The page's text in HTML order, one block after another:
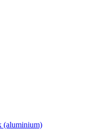
(aluminium)